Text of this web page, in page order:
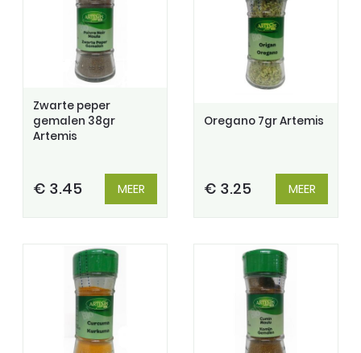
Zwarte peper
gemalen 38gr
Artemis
€ 3.45 MEER
Oregano 7gr Artemis
€ 3.25 MEER